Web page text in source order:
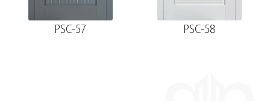
PSC-57 PSC-58